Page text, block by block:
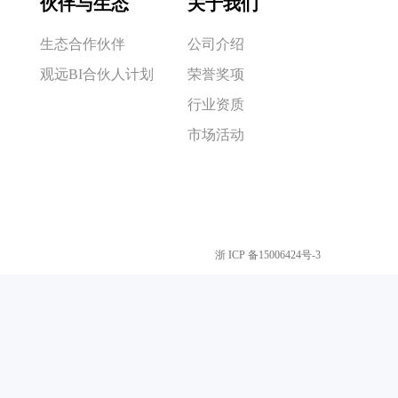
生态合作伙伴
观远BI合伙人计划
公司介绍
荣誉奖项
行业资质
市场活动
浙 ICP 备15006424号-3